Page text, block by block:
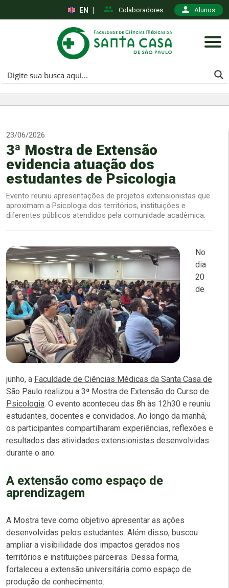
Colaboradores Alunos
EN
23/06/2026
3ª Mostra de Extensão
evidencia atuação dos
estudantes de Psicologia
Evento reuniu apresentações de projetos extensionistas que
aproximam a Psicologia dos territórios, instituições e
diferentes públicos atendidos pela comunidade acadêmica.
No
dia
20
de
junho, a Faculdade de Ciências Médicas da Santa Casa de
São Paulo realizou a 3ª Mostra de Extensão do Curso de
Psicologia. O evento aconteceu das 8h às 12h30 e reuniu
estudantes, docentes e convidados. Ao longo da manhã,
os participantes compartilharam experiências, reflexões e
resultados das atividades extensionistas desenvolvidas
durante o ano.
A extensão como espaço de
aprendizagem
A Mostra teve como objetivo apresentar as ações
desenvolvidas pelos estudantes. Além disso, buscou
ampliar a visibilidade dos impactos gerados nos
territórios e instituições parceiras. Dessa forma,
fortaleceu a extensão universitária como espaço de
produção de conhecimento.